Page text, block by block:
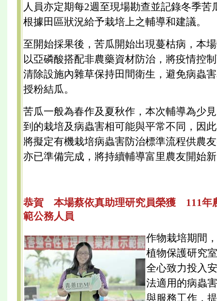
人員亦定期每2週至現場勘查並記錄冬季苦
根據田區狀況給予栽培上之輔導和建議。
至開始採果後，苦瓜開始出現蔓枯病，本
以亞磷酸搭配非農藥資材防治，將疫情控
清除設施內雜草保持田間衛生，避免病蟲
授粉結瓜。
苦瓜一般為春作及夏秋作，本次輔導為少
到的栽培及病蟲害相可能與平常不同，因
將擬定有機栽培病蟲害防治標準流程供農
亦已準備完成，將持續輔導富里農友開始
恭賀 本場蔡依真助理研究員榮獲 111年
範公務人員
作物栽培期間
植物保護研究
全心致力投入
法適用的病蟲
與服務工作，